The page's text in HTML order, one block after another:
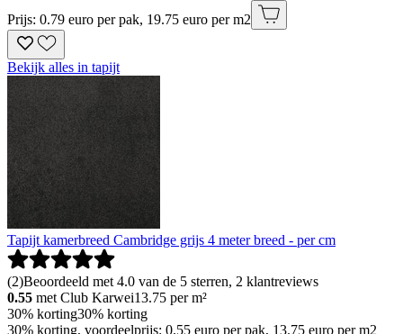
Prijs: 0.79 euro per pak, 19.75 euro per m2
Bekijk alles in tapijt
Tapijt kamerbreed Cambridge grijs 4 meter breed - per cm
(2)Beoordeeld met 4.0 van de 5 sterren, 2 klantreviews
0.55 met Club Karwei13.75 per m²
30% korting30% korting
30% korting, voordeelprijs: 0.55 euro per pak, 13.75 euro per m2